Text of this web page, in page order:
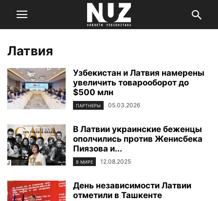
Латвия
Узбекистан и Латвия намерены
увеличить товарооборот до
$500 млн
ПАРТНЕРЫ 05.03.2026
В Латвии украинские беженцы
ополчились против Женисбека
Пиязова и...
В МИРЕ 12.08.2025
День независимости Латвии
отметили в Ташкенте